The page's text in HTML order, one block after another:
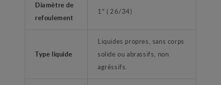
Diamètre de
refoulement
1" ( 26/34)
Type liquide
Liquides propres, sans corps
solide ou abrassifs, non
agréssifs.